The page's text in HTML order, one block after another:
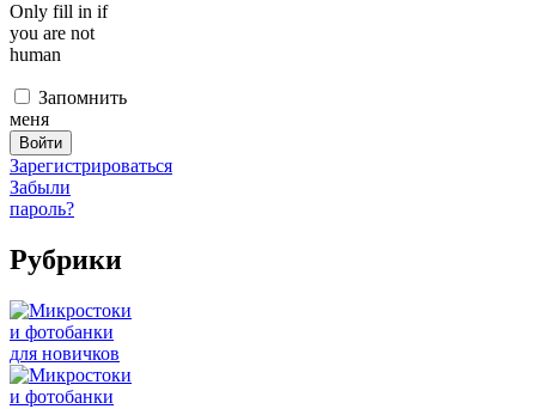
Only fill in if
you are not
human
Запомнить
меня
Зарегистрироваться
Забыли
пароль?
Рубрики